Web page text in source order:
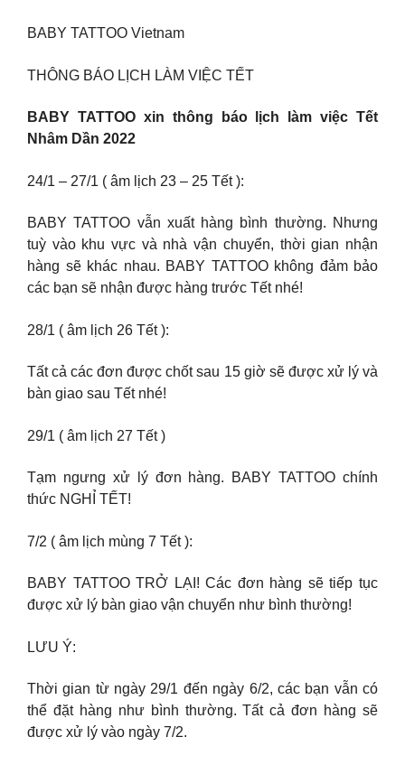
BABY TATTOO Vietnam
THÔNG BÁO LỊCH LÀM VIỆC TẾT
BABY TATTOO xin thông báo lịch làm việc Tết
Nhâm Dần 2022
24/1 – 27/1 ( âm lịch 23 – 25 Tết ):
BABY TATTOO vẫn xuất hàng bình thường. Nhưng
tuỳ vào khu vực và nhà vận chuyển, thời gian nhận
hàng sẽ khác nhau. BABY TATTOO không đảm bảo
các bạn sẽ nhận được hàng trước Tết nhé!
28/1 ( âm lịch 26 Tết ):
Tất cả các đơn được chốt sau 15 giờ sẽ được xử lý và
bàn giao sau Tết nhé!
29/1 ( âm lịch 27 Tết )
Tạm ngưng xử lý đơn hàng. BABY TATTOO chính
thức NGHỈ TẾT!
7/2 ( âm lịch mùng 7 Tết ):
BABY TATTOO TRỞ LẠI! Các đơn hàng sẽ tiếp tục
được xử lý bàn giao vận chuyển như bình thường!
LƯU Ý:
Thời gian từ ngày 29/1 đến ngày 6/2, các bạn vẫn có
thể đặt hàng như bình thường. Tất cả đơn hàng sẽ
được xử lý vào ngày 7/2.